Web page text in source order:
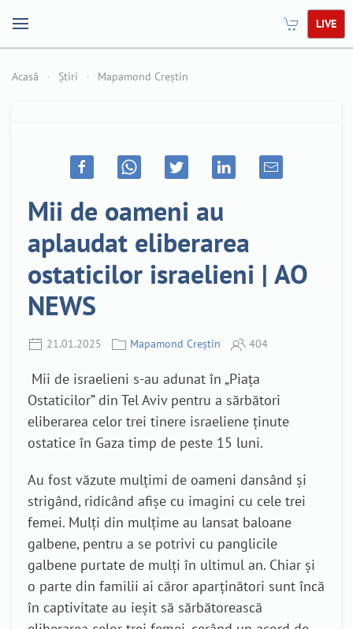
LIVE
Acasă Știri Mapamond Creștin
Mii de oameni au
aplaudat eliberarea
ostaticilor israelieni | AO
NEWS
21.01.2025 Mapamond Creștin 404
Mii de israelieni s-au adunat în „Piața
Ostaticilor” din Tel Aviv pentru a sărbători
eliberarea celor trei tinere israeliene ținute
ostatice în Gaza timp de peste 15 luni.
Au fost văzute mulțimi de oameni dansând și
strigând, ridicând afișe cu imagini cu cele trei
femei. Mulți din mulțime au lansat baloane
galbene, pentru a se potrivi cu panglicile
galbene purtate de mulți în ultimul an. Chiar și
o parte din familii ai căror aparținători sunt încă
în captivitate au ieșit să sărbătorească